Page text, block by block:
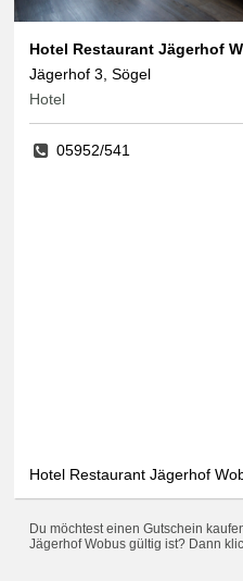
Hotel Restaurant Jägerhof
Jägerhof 3, Sögel
Hotel
05952/541
Hotel Restaurant Jägerhof
Du möchtest einen Gutschein
Jägerhof Wobus gültig ist? Dann